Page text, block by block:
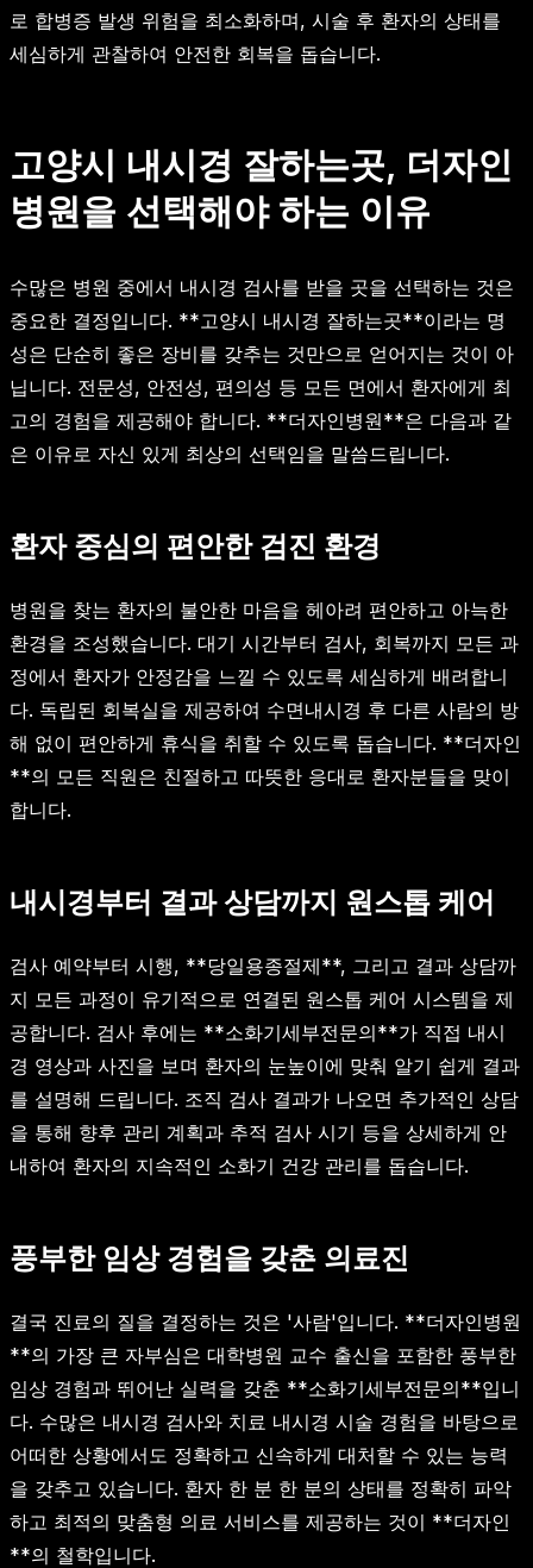
로 합병증 발생 위험을 최소화하며, 시술 후 환자의 상태를
세심하게 관찰하여 안전한 회복을 돕습니다.
고양시 내시경 잘하는곳, 더자인
병원을 선택해야 하는 이유
수많은 병원 중에서 내시경 검사를 받을 곳을 선택하는 것은
중요한 결정입니다. **고양시 내시경 잘하는곳**이라는 명
성은 단순히 좋은 장비를 갖추는 것만으로 얻어지는 것이 아
닙니다. 전문성, 안전성, 편의성 등 모든 면에서 환자에게 최
고의 경험을 제공해야 합니다. **더자인병원**은 다음과 같
은 이유로 자신 있게 최상의 선택임을 말씀드립니다.
환자 중심의 편안한 검진 환경
병원을 찾는 환자의 불안한 마음을 헤아려 편안하고 아늑한
환경을 조성했습니다. 대기 시간부터 검사, 회복까지 모든 과
정에서 환자가 안정감을 느낄 수 있도록 세심하게 배려합니
다. 독립된 회복실을 제공하여 수면내시경 후 다른 사람의 방
해 없이 편안하게 휴식을 취할 수 있도록 돕습니다. **더자인
**의 모든 직원은 친절하고 따뜻한 응대로 환자분들을 맞이
합니다.
내시경부터 결과 상담까지 원스톱 케어
검사 예약부터 시행, **당일용종절제**, 그리고 결과 상담까
지 모든 과정이 유기적으로 연결된 원스톱 케어 시스템을 제
공합니다. 검사 후에는 **소화기세부전문의**가 직접 내시
경 영상과 사진을 보며 환자의 눈높이에 맞춰 알기 쉽게 결과
를 설명해 드립니다. 조직 검사 결과가 나오면 추가적인 상담
을 통해 향후 관리 계획과 추적 검사 시기 등을 상세하게 안
내하여 환자의 지속적인 소화기 건강 관리를 돕습니다.
풍부한 임상 경험을 갖춘 의료진
결국 진료의 질을 결정하는 것은 '사람'입니다. **더자인병원
**의 가장 큰 자부심은 대학병원 교수 출신을 포함한 풍부한
임상 경험과 뛰어난 실력을 갖춘 **소화기세부전문의**입니
다. 수많은 내시경 검사와 치료 내시경 시술 경험을 바탕으로
어떠한 상황에서도 정확하고 신속하게 대처할 수 있는 능력
을 갖추고 있습니다. 환자 한 분 한 분의 상태를 정확히 파악
하고 최적의 맞춤형 의료 서비스를 제공하는 것이 **더자인
**의 철학입니다.